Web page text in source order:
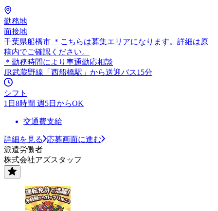
勤務地
面接地
千葉県船橋市 ＊こちらは募集エリアになります。詳細は原
稿内でご確認ください。
＊勤務時間により車通勤応相談
JR武蔵野線「西船橋駅」から送迎バス15分
シフト
1日8時間 週5日からOK
交通費支給
詳細を見る
応募画面に進む
派遣労働者
株式会社アズスタッフ